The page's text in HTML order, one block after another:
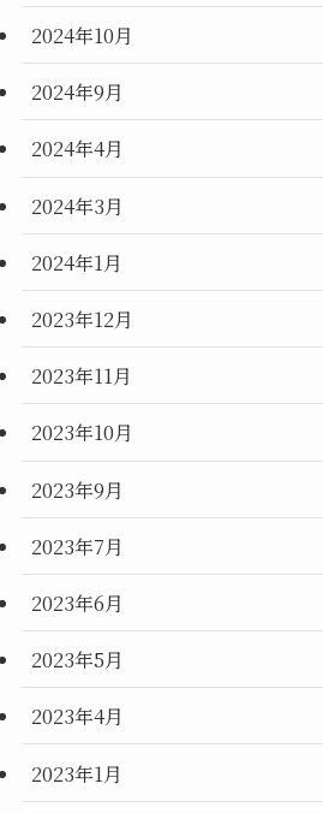
2024年10月
2024年9月
2024年4月
2024年3月
2024年1月
2023年12月
2023年11月
2023年10月
2023年9月
2023年7月
2023年6月
2023年5月
2023年4月
2023年1月